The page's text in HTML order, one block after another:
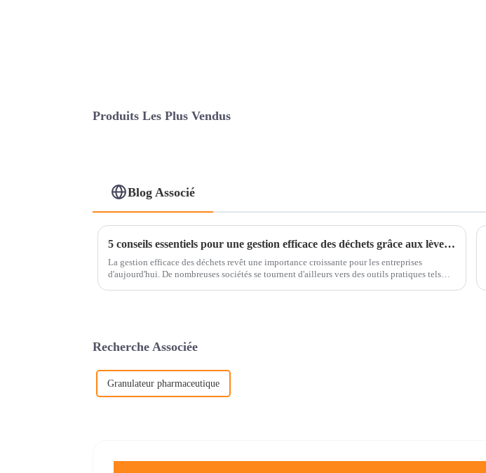
Produits Les Plus Vendus
Blog Associé
5 conseils essentiels pour une gestion efficace des déchets grâce aux lève-conteneurs ?
La gestion efficace des déchets revêt une importance croissante pour les entreprises
d'aujourd'hui. De nombreuses sociétés se tournent d'ailleurs vers des outils pratiques tels
Recherche Associée
Granulateur pharmaceutique